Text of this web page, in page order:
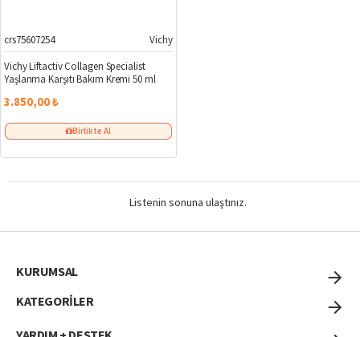
crs75607254
Vichy
Vichy Liftactiv Collagen Specialist
Yaşlanma Karşıtı Bakım Kremi 50 ml
3.850,00 ₺
Birlikte Al
Listenin sonuna ulaştınız.
KURUMSAL
KATEGORİLER